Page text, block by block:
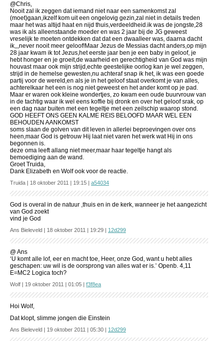
@Chris,
Nooit zal ik zeggen dat iemand niet naar een samenkomst zal
(moet)gaan,ikzelf kom uit een ongelovig gezin,zal niet in details treden
maar het was altijd haat en nijd thuis,verdeeldheid.ik was de jongste,28
was ik als alleenstaande moeder en was 2 jaar bij de JG geweest
vreselijk te moeten ontdekken dat dat een dwaalleer was, daarna dacht
ik,,,never nooit meer geloof!Maar Jezus de Messias dacht anders,op mijn
28 jaar kwam ik tot Jezus,het eerste jaar ben je een baby in geloof, je
hebt honger en je groeit,de waarheid en gerechtigheid van God was mijn
houvast maar ook mijn strijd,echte geestelijke oorlog kan je wel zeggen,
strijd in de hemelse gewesten,nu achteraf snap ik het, ik was een goede
partij voor de wereld,en als je in het geloof staat overkomt je van alles,
achterelkaar het een is nog niet geweest en het ander komt op je pad.
Maar er waren ook kleine wondertjes, zo kwam een oude buurvrouw van
in de tachtig waar ik wel eens koffie bij dronk en over het geloof srak, op
een dag naar buiten met een tegeltje met een zeilschip waarop stond.
GOD HEEFT ONS GEEN KALME REIS BELOOFD MAAR WEL EEN
BEHOUDEN AANKOMST
soms slaan de golven van dit leven in allerlei beproevingen over ons
heen,maar God is getrouw Hij laat niet varen het werk wat Hij in ons
begonnen is.
deze oma leeft allang niet meer,maar haar tegeltje hangt als
bemoediging aan de wand.
Groet Truida,
Dank Elizabeth en Wolf ook voor de reactie.
Truida | 18 oktober 2011 | 19:15 | a54034
God is overal in de natuur ,thuis en in de kerk, wanneer je het aangezicht
van God zoekt
vind je God
Ans Bieleveld | 18 oktober 2011 | 19:29 | 12d299
@ Ans
‘U komt alle lof, eer en macht toe, Heer, onze God, want u hebt alles
geschapen: uw wil is de oorsprong van alles wat er is.’ Openb. 4,11
E=MC2 Logica toch?
Wolf | 19 oktober 2011 | 01:05 | f3f8ea
Hoi Wolf,
Dat klopt, slimme jongen die Einstein
Ans Bieleveld | 19 oktober 2011 | 05:30 | 12d299